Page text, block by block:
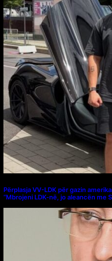
Përplasja VV-LDK për gazin
“Mbrojeni LDK-në, jo aleancën me